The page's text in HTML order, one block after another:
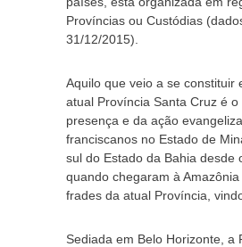
Províncias ou Custódias
31/12/2015).
Aquilo que veio a se constituir
atual Província Santa Cruz é o
presença e da ação
franciscanos no Estado de
sul do Estado da Bahia desde
quando chegaram à
frades da atual Província,
Sediada em Belo Horizonte, a